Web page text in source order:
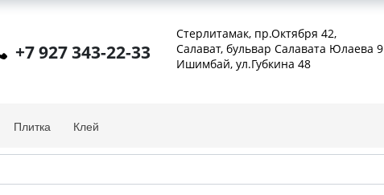
+7 927 343-22-33
Стерлитамак, пр.Октября 42,
Салават, бульвар Салавата Юлаева 9
Ишимбай, ул.Губкина 48
Плитка Клей